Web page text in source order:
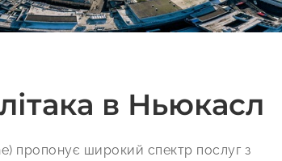
в Ньюкасл
пропонує широкий спектр послуг з